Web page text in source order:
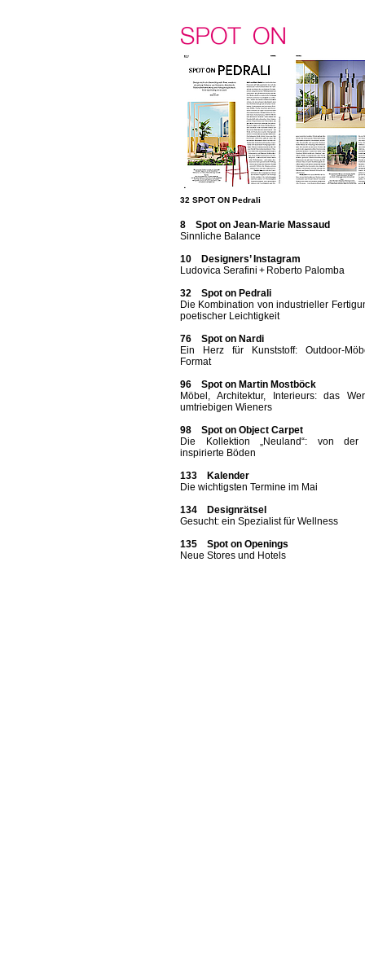
32 SPOT ON Pedrali
8 Spot on Jean-Marie Massaud
Sinnliche Balance
10 Designers’ Instagram
Ludovica Serafini + Roberto Palomba
32 Spot on Pedrali
Die Kombination von industrieller
poetischer Leichtigkeit
76 Spot on Nardi
Ein Herz für Kunststoff: Outdoor-
Format
96 Spot on Martin Mostböck
Möbel, Architektur, Interieurs: das
umtriebigen Wieners
98 Spot on Object Carpet
Die Kollektion „Neuland“: von der
inspirierte Böden
133 Kalender
Die wichtigsten Termine im Mai
134 Designrätsel
Gesucht: ein Spezialist für Wellness
135 Spot on Openings
Neue Stores und Hotels